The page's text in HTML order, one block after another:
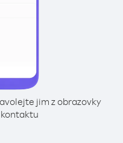
jim z obrazovky